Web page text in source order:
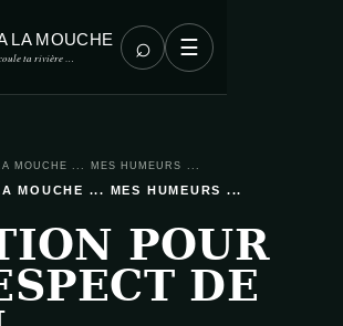
LA MOUCHE
ta rivière … ⌕ ☰
MOUCHE ... MES HUMEURS ...
MOUCHE ... MES HUMEURS ...
POUR
DE